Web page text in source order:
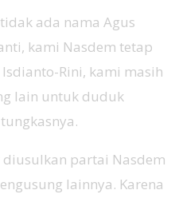
ada nama Agus
kami Nasdem tetap
Rini, kami masih
lain untuk duduk
partai Nasdem
lainnya. Karena